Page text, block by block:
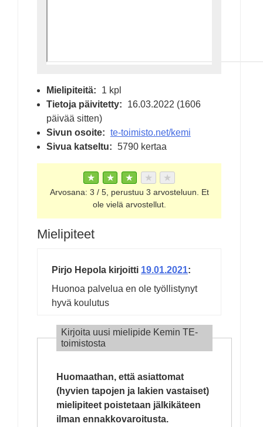
Mielipiteitä:
1 kpl
Tietoja päivitetty:
16.03.2022 (1606
päivää sitten)
Sivun osoite: te-toimisto.net/kemi
Sivua katseltu: 5790 kertaa
★ ★ ★ ★ ★
Arvosana: 3 / 5, perustuu 3 arvosteluun. Et
ole vielä arvostellut.
Mielipiteet
Pirjo Hepola kirjoitti 19.01.2021:
Huonoa palvelua en ole työllistynyt
hyvä koulutus
Kirjoita uusi mielipide Kemin TE-
toimistosta
Huomaathan, että asiattomat
(hyvien tapojen ja lakien vastaiset)
mielipiteet poistetaan jälkikäteen
ilman ennakkovaroitusta.